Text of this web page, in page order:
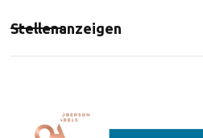
Stellenanzeigen